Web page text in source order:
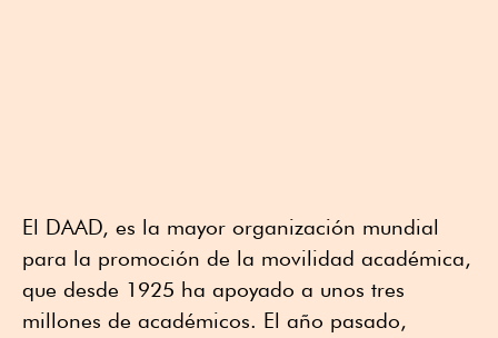
El DAAD, es la mayor organización mundial
para la promoción de la movilidad académica,
que desde 1925 ha apoyado a unos tres
millones de académicos. El año pasado,